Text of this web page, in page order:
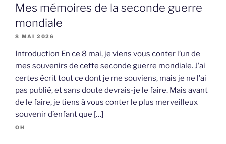
Mes mémoires de la seconde guerre
mondiale
8 MAI 2026
Introduction En ce 8 mai, je viens vous conter l’un de
mes souvenirs de cette seconde guerre mondiale. J’ai
certes écrit tout ce dont je me souviens, mais je ne l’ai
pas publié, et sans doute devrais-je le faire. Mais avant
de le faire, je tiens à vous conter le plus merveilleux
souvenir d’enfant que […]
OH